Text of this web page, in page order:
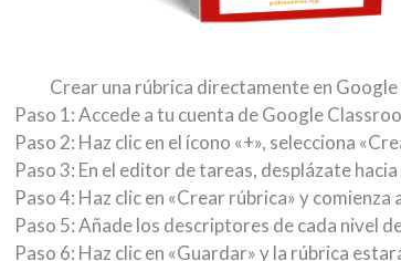
Crear una rúbrica directamente en
Paso 1: Accede a tu cuenta de Google
Paso 2: Haz clic en el ícono «+», selecciona
Paso 3: En el editor de tareas, desplázate
Paso 4: Haz clic en «Crear rúbrica» y
Paso 5: Añade los descriptores de cada nivel
Paso 6: Haz clic en «Guardar» y la rúbrica